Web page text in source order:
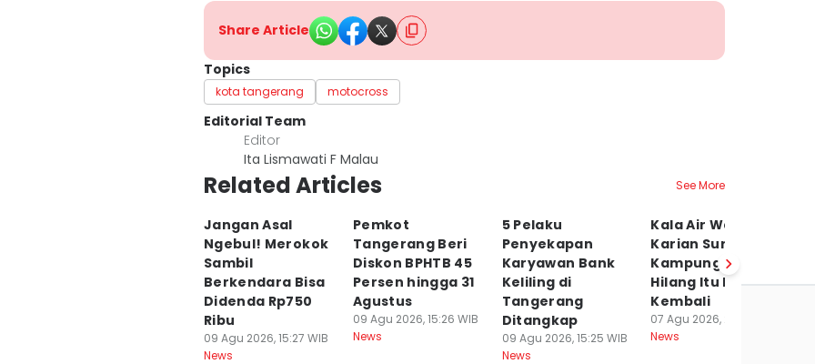
Share Article
Topics
kota tangerang motocross
Editorial Team
Editor
Ita Lismawati F Malau
Related Articles See More
Jangan Asal
Ngebul! Merokok
Sambil
Berkendara Bisa
Didenda Rp750
Ribu
09 Agu 2026, 15:27 WIB
News
Pemkot
Tangerang Beri
Diskon BPHTB 45
Persen hingga 31
Agustus
09 Agu 2026, 15:26 WIB
News
5 Pelaku
Penyekapan
Karyawan Bank
Keliling di
Tangerang
Ditangkap
09 Agu 2026, 15:25 WIB
News
Kala Air Waduk
Karian Surut,
Kampung yang
Hilang Itu Muncul
Kembali
07 Agu 2026, 20:03 WIB
News